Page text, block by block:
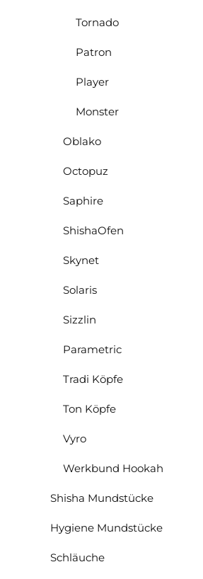
Tornado
Patron
Player
Monster
Oblako
Octopuz
Saphire
ShishaOfen
Skynet
Solaris
Sizzlin
Parametric
Tradi Köpfe
Ton Köpfe
Vyro
Werkbund Hookah
Shisha Mundstücke
Hygiene Mundstücke
Schläuche